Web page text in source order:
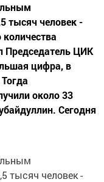
тысяч человек -
количества
Председатель ЦИК
цифра, в
около 33
Сегодня
тысяч человек -